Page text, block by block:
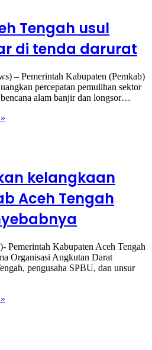
Tengah usul
di tenda darurat
– Pemerintah Kabupaten (Pemkab)
percepatan pemulihan sektor
alam banjir dan longsor…
kelangkaan
Aceh Tengah
Pemerintah Kabupaten Aceh Tengah
Organisasi Angkutan Darat
pengusaha SPBU, dan unsur